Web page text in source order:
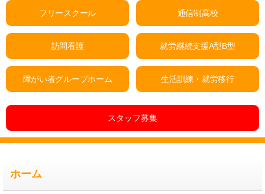
フリースクール 通信制高校
訪問看護 就労継続支援A型B型
障がい者グループホーム 生活訓練・就労移行
スタッフ募集
ホーム